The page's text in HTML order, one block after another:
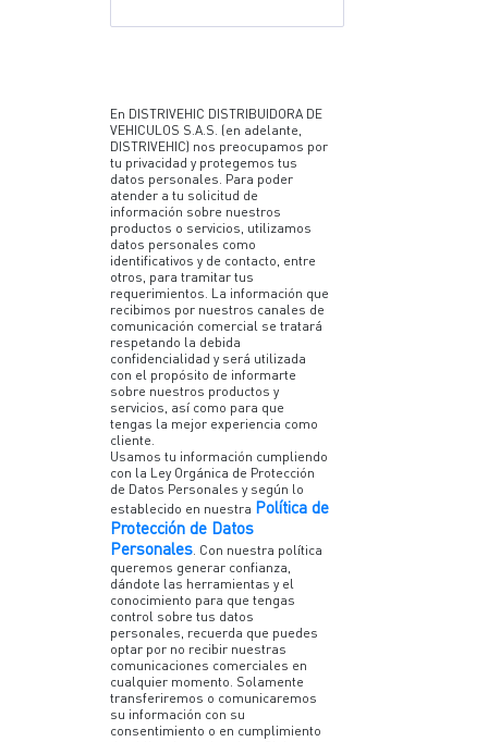
En DISTRIVEHIC DISTRIBUIDORA DE
VEHICULOS S.A.S. (en adelante,
DISTRIVEHIC) nos preocupamos por
tu privacidad y protegemos tus
datos personales. Para poder
atender a tu solicitud de
información sobre nuestros
productos o servicios, utilizamos
datos personales como
identificativos y de contacto, entre
otros, para tramitar tus
requerimientos. La información que
recibimos por nuestros canales de
comunicación comercial se tratará
respetando la debida
confidencialidad y será utilizada
con el propósito de informarte
sobre nuestros productos y
servicios, así como para que
tengas la mejor experiencia como
cliente.
Usamos tu información cumpliendo
con la Ley Orgánica de Protección
de Datos Personales y según lo
establecido en nuestra Política de
Protección de Datos
Personales. Con nuestra política
queremos generar confianza,
dándote las herramientas y el
conocimiento para que tengas
control sobre tus datos
personales, recuerda que puedes
optar por no recibir nuestras
comunicaciones comerciales en
cualquier momento. Solamente
transferiremos o comunicaremos
su información con su
consentimiento o en cumplimiento